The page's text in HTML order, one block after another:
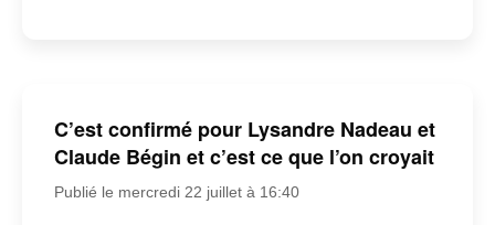
C’est confirmé pour Lysandre Nadeau et
Claude Bégin et c’est ce que l’on croyait
Publié le mercredi 22 juillet à 16:40